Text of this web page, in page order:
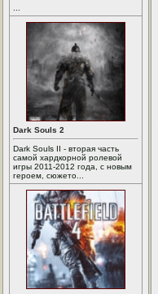
Dark Souls 2
Dark Souls II - вторая часть
самой хардкорной ролевой
игры 2011-2012 года, с новым
героем, сюжето...